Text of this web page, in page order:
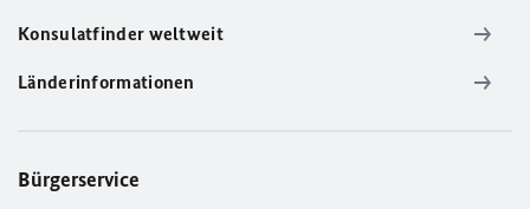
Konsulatfinder weltweit
Länderinformationen
Bürgerservice